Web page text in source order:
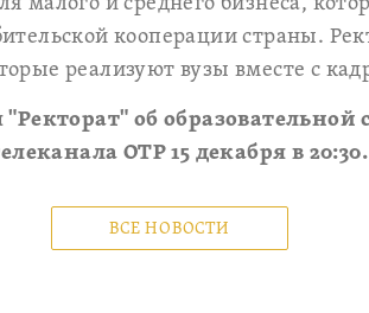
кооперации страны.
реализуют вузы вместе с
об образовательной
ОТР 15 декабря в 20:30.
ВСЕ НОВОСТИ